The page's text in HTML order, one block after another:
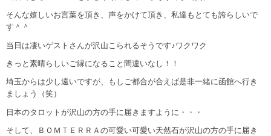
そんな嬉しいお言葉を頂き、声をかけて頂き、私達もとても誇らしいで
す＾＾
当日は凄いゲストさんが沢山こられるそうです♪ワクワク
きっと素晴らしいご縁になること間違いなし！！
埼玉からは少し遠いですが、もしご都合が合えば是非一緒に函館へ行き
ましょう（笑）
日本のタロットが沢山の方の手に届きますように・・・
そして、ＢＯＭＴＥＲＲＡの可愛い可愛い天然石が沢山の方の手に届き